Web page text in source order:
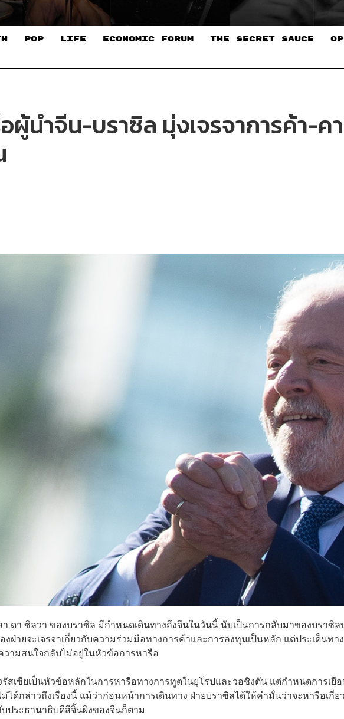
POP LIFE ECONOMIC FORUM THE SECRET SAUCE​
ผู้นำจีน-บราซิล มุ่งเจรจาการค้า-ค
ดา ซิลวา ของบราซิล มีกำหนดเดินทางถึงจีนในวันนี้ นับเป็นการกลับมาของบราซิล
ฝ่ายจะเจรจาเกี่ยวกับความร่วมมือทางการค้าและการลงทุนเป็นหลัก แต่ประเด็นทาง
ามสนใจกลับไม่อยู่ในหัวข้อการหารือ
สเซียเป็นหัวข้อหลักในการหารือทางการทูตในยุโรปและวอชิงตัน แต่กำหนดการเยื
ได้กล่าวถึงเรื่องนี้ แม้ว่าก่อนหน้าการเดินทาง ฝ่ายบราซิลได้ให้คำมั่นว่าจะหารือเกี่ย
ประธานาธิบดีสีจิ้นผิงของจีนก็ตาม